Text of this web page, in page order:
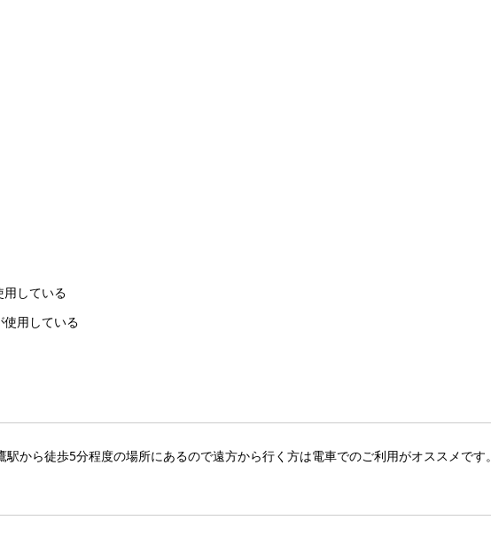
用している
使用している
から徒歩5分程度の場所にあるので遠方から行く方は電車でのご利用がオススメです。